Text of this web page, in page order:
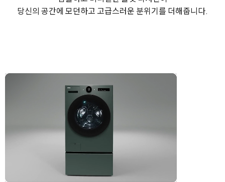
당신의 공간에 모던하고 고급스러운 분위기를 더해줍니다.